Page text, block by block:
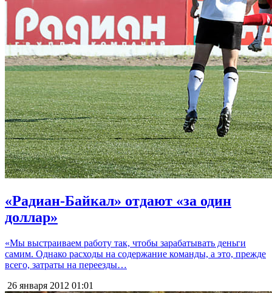
«Радиан-Байкал» отдают «за один
доллар»
«Мы выстраиваем работу так, чтобы зарабатывать деньги
самим. Однако расходы на содержание команды, а это, прежде
всего, затраты на переезды…
26 января 2012 01:01